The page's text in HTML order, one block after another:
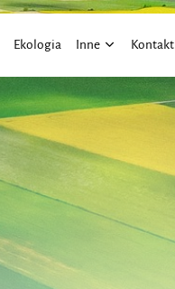
Ekologia Inne
Aktualności
Finanse/Biznes
Kontakt